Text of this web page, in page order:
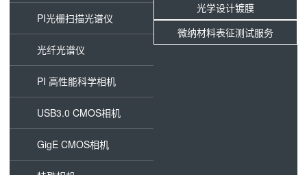
PI光栅扫描光谱仪
光纤光谱仪
PI 高性能科学相机
USB3.0 CMOS相机
GigE CMOS相机
光学设计镀膜
微纳材料表征测试服务